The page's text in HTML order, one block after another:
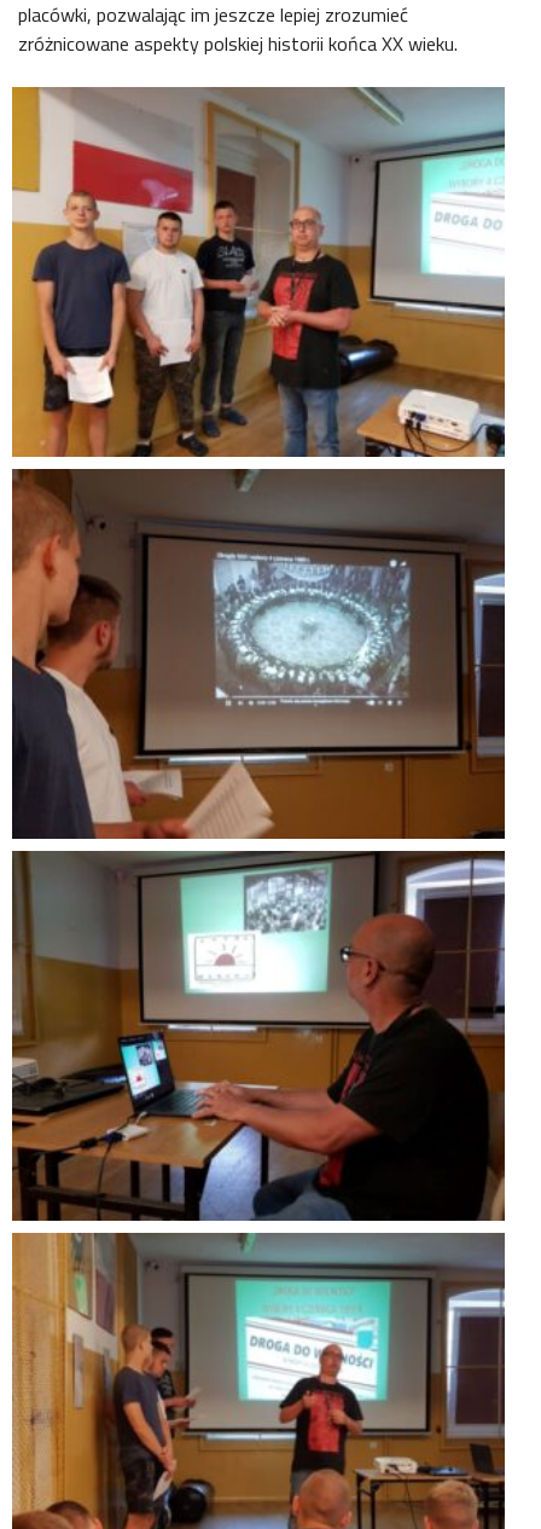
placówki, pozwalając im jeszcze lepiej zrozumieć
zróżnicowane aspekty polskiej historii końca XX wieku.